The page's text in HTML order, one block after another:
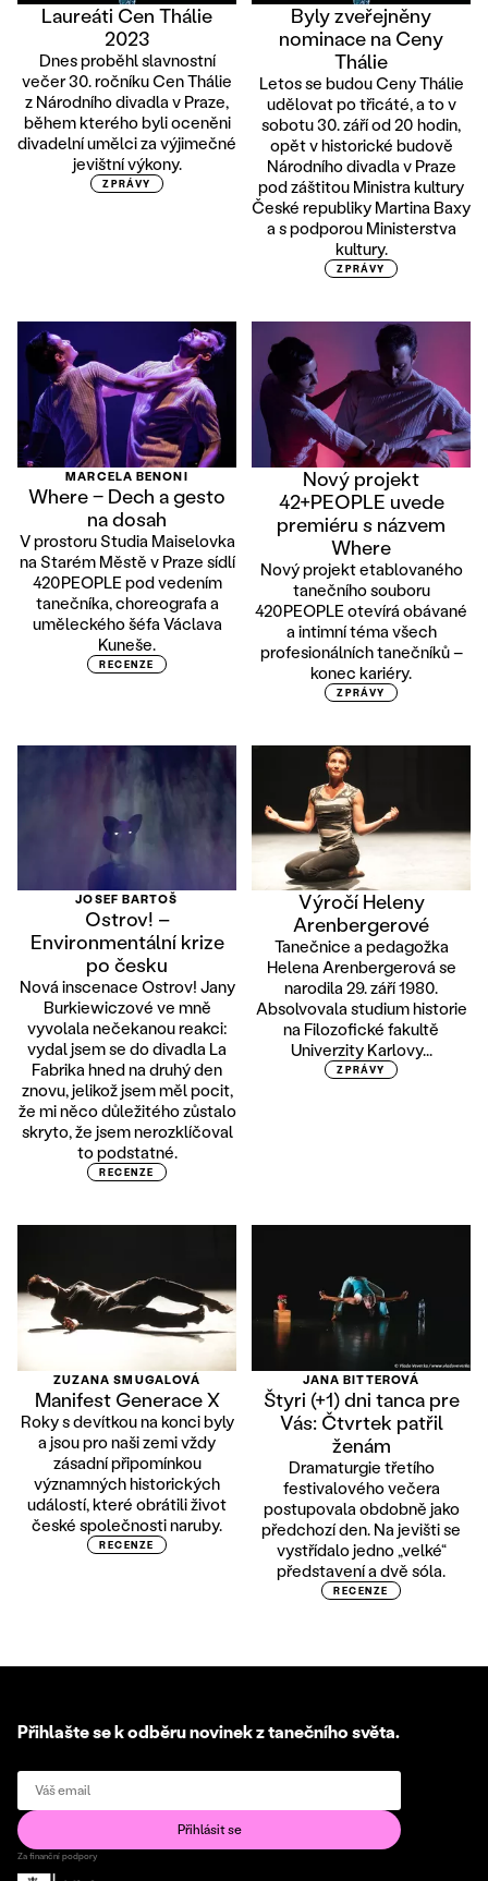
Laureáti Cen Thálie
2023
Dnes proběhl slavnostní
večer 30. ročníku Cen Thálie
z Národního divadla v Praze,
během kterého byli oceněni
divadelní umělci za výjimečné
jevištní výkony.
ZPRÁVY
Byly zveřejněny
nominace na Ceny
Thálie
Letos se budou Ceny Thálie
udělovat po třicáté, a to v
sobotu 30. září od 20 hodin,
opět v historické budově
Národního divadla v Praze
pod záštitou Ministra kultury
České republiky Martina Baxy
a s podporou Ministerstva
kultury.
ZPRÁVY
MARCELA BENONI
Where ‒ Dech a gesto
na dosah
V prostoru Studia Maiselovka
na Starém Městě v Praze sídlí
420PEOPLE pod vedením
tanečníka, choreografa a
uměleckého šéfa Václava
Kuneše.
RECENZE
Nový projekt
42+PEOPLE uvede
premiéru s názvem
Where
Nový projekt etablovaného
tanečního souboru
420PEOPLE otevírá obávané
a intimní téma všech
profesionálních tanečníků –
konec kariéry.
ZPRÁVY
JOSEF BARTOŠ
Ostrov! –
Environmentální krize
po česku
Nová inscenace Ostrov! Jany
Burkiewiczové ve mně
vyvolala nečekanou reakci:
vydal jsem se do divadla La
Fabrika hned na druhý den
znovu, jelikož jsem měl pocit,
že mi něco důležitého zůstalo
skryto, že jsem nerozklíčoval
to podstatné.
RECENZE
Výročí Heleny
Arenbergerové
Tanečnice a pedagožka
Helena Arenbergerová se
narodila 29. září 1980.
Absolvovala studium historie
na Filozofické fakultě
Univerzity Karlovy...
ZPRÁVY
ZUZANA SMUGALOVÁ
Manifest Generace X
Roky s devítkou na konci byly
a jsou pro naši zemi vždy
zásadní připomínkou
významných historických
událostí, které obrátili život
české společnosti naruby.
RECENZE
JANA BITTEROVÁ
Štyri (+1) dni tanca pre
Vás: Čtvrtek patřil
ženám
Dramaturgie třetího
festivalového večera
postupovala obdobně jako
předchozí den. Na jevišti se
vystřídalo jedno „velké“
představení a dvě sóla.
RECENZE
Přihlašte se k odběru novinek z tanečního světa.
Za finanční podpory